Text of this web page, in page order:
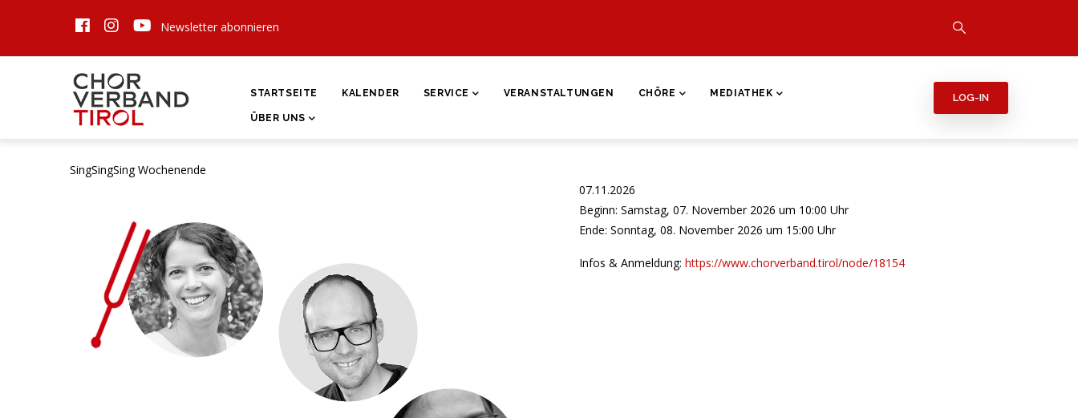
Newsletter abonnieren
HAUPTNAVIGATION
STARTSEITE KALENDER SERVICE VERANSTALTUNGEN CHÖRE MEDIATHEK
ÜBER UNS
LOG-IN
SingSingSing Wochenende
07.11.2026
Beginn: Samstag, 07. November 2026 um 10:00 Uhr
Ende: Sonntag, 08. November 2026 um 15:00 Uhr
Infos & Anmeldung: https://www.chorverband.tirol/node/18154